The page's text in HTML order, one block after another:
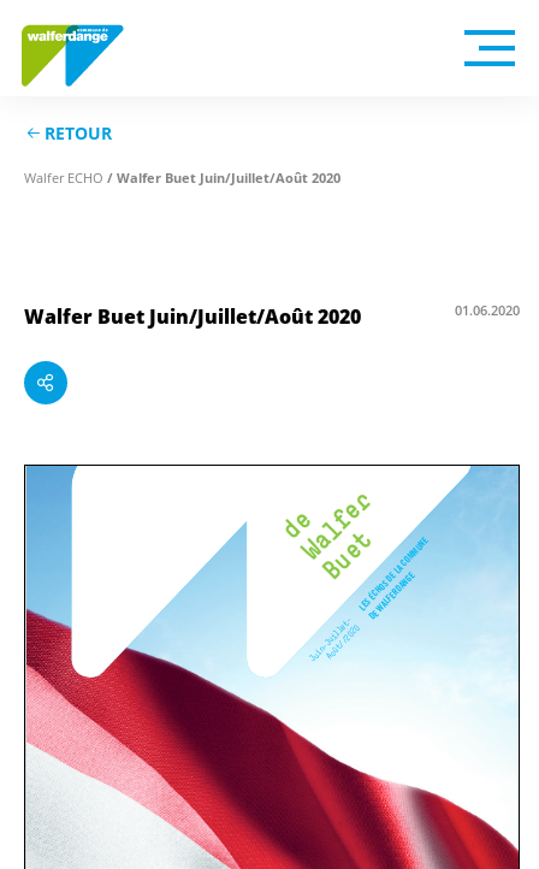
RETOUR
Walfer ECHO / Walfer Buet Juin/Juillet/Août 2020
Walfer Buet Juin/Juillet/Août 2020 01.06.2020